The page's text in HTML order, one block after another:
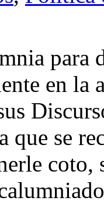
para
en la
se
coto,